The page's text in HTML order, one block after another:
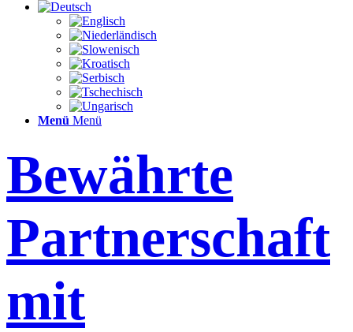
Menü Menü
Bewährte
Partnerschaft
mit